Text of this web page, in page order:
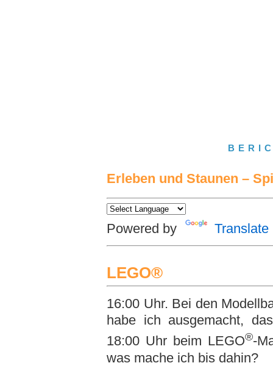
Erleben und Staunen –
Powered by Translate
LEGO®
16:00 Uhr. Bei den
habe ich ausgemacht,
18:00 Uhr beim LEGO®-
was mache ich bis dahin?